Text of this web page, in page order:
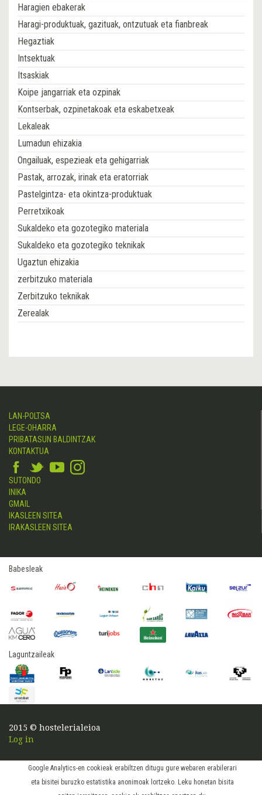
Google Analytics-en cookieak erabiltzen ditugu gure webaren erabilerari
eta bisitei buruzko estatistika anonimoak lortzeko. Leku honetan bisita
Haragien ebakerak
Haragi-produktuak, gazituak, ontzutuak eta fianbreak
Hegaztiak
Intsektuak
Itsaskiak
Koipe jangarriak eta ozpinak
Kontserbak, ozpinetakoak eta eskabetxeak
Lekaleak
Lumadun ehizakia
Ongailuak, espezieak eta gehigarriak
Pastak, arrozak, irinak eta eratorriak
Pastelgintza- eta okintza-produktuak
Perretxikoak
Sukaldeko eta gozotegiko materiala
Sukaldeko eta gozotegiko teknikak
Ugaztun ehizakia
zerbitzuko materiala
Zerbitzuko teknikak
Zerealak
LAN-POLTSA
LEGE-OHARRA
PRIBATASUN BALDINTZAK
KONTAKTUA
SUTONDO
INIKA
GMAIL
IKASLEEN SITEA
IRAKASLEEN SITEA
Babesleak
Laguntzaileak
2015 © hostelerialeioa
Log in